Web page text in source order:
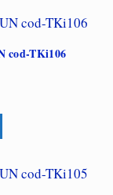
cod-TKi106